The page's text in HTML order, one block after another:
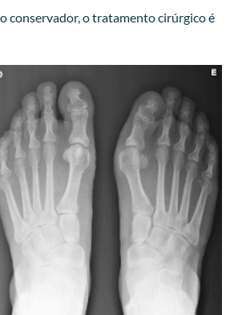
conservador, o tratamento cirúrgico é